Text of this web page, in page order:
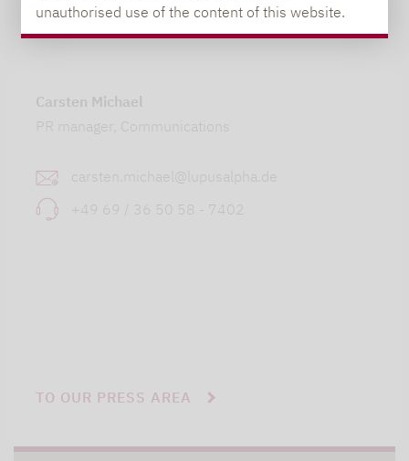
unauthorised use of the content of this website.
PRESS
Carsten Michael
PR manager, Communications
carsten.michael@lupusalpha.de
+49 69 / 36 50 58 - 7402
TO OUR PRESS AREA